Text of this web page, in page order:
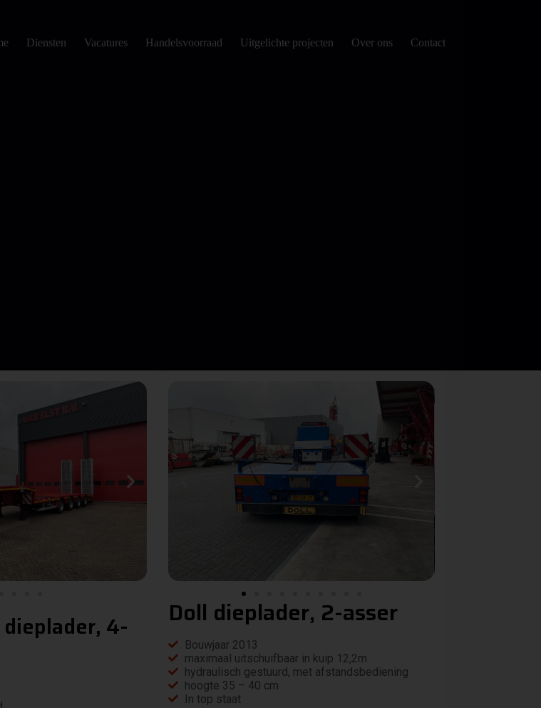
Diensten Vacatures Handelsvoorraad Uitgelichte projecten Over ons Contact
4- Doll dieplader, 2-asser
Bouwjaar 2013
maximaal uitschuifbaar in kuip 12,2m
hydraulisch gestuurd, met afstandsbediening
hoogte 35 – 40 cm
In top staat